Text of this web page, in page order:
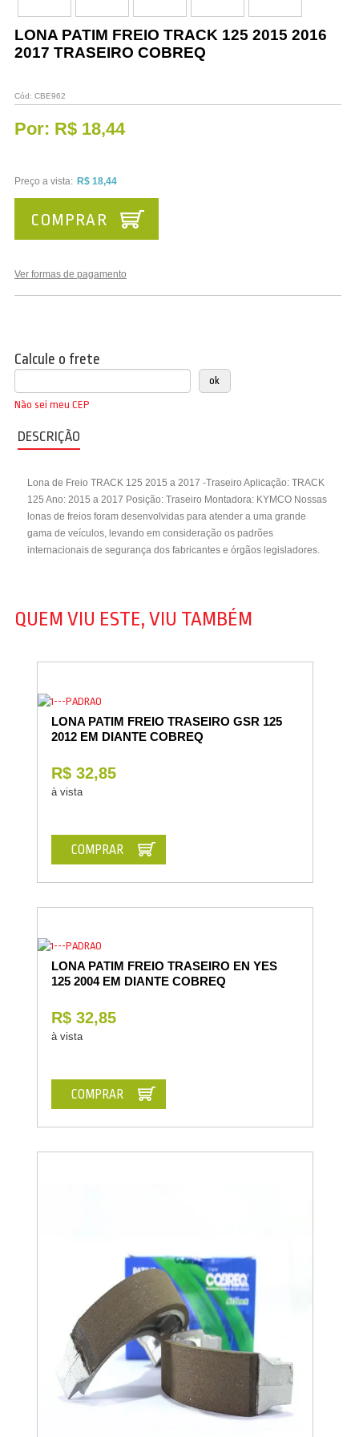
Promoções
LONA PATIM FREIO TRACK 125 2015 2016
2017 TRASEIRO COBREQ
Cód: CBE962
Por: R$ 18,44
Preço a vista: R$ 18,44
Ver formas de pagamento
COMPRAR
Calcule o frete
Não sei meu CEP
DESCRIÇÃO
Lona de Freio TRACK 125 2015 a 2017 -Traseiro Aplicação: TRACK
125 Ano: 2015 a 2017 Posição: Traseiro Montadora: KYMCO Nossas
lonas de freios foram desenvolvidas para atender a uma grande
gama de veículos, levando em consideração os padrões
internacionais de segurança dos fabricantes e órgãos legisladores.
QUEM VIU ESTE, VIU TAMBÉM
LONA PATIM FREIO TRASEIRO GSR 125
2012 EM DIANTE COBREQ
R$ 32,85
à vista
COMPRAR
LONA PATIM FREIO TRASEIRO EN YES
125 2004 EM DIANTE COBREQ
R$ 32,85
à vista
COMPRAR